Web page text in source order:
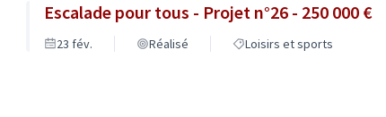
Escalade pour tous - Projet n°26 - 250 000 €
23 fév. Réalisé Loisirs et sports